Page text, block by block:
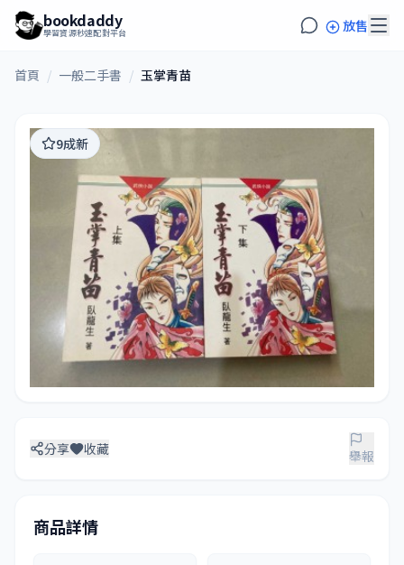
bookdaddy
學習資源秒速配對平台 放售
首頁 / 一般二手書 / 玉掌青苗
9成新
分享 收藏 舉報
商品詳情